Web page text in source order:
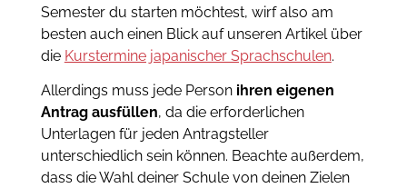
Semester du starten möchtest, wirf also am
besten auch einen Blick auf unseren Artikel über
die Kurstermine japanischer Sprachschulen.
Allerdings muss jede Personihren eigenen
Antrag ausfüllen, da die erforderlichen
Unterlagen für jeden Antragsteller
unterschiedlich sein können. Beachte außerdem,
dass die Wahl deiner Schule von deinen Zielen